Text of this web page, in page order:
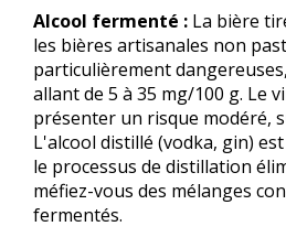
Alcool fermenté : La bière
les bières artisanales non
particulièrement
allant de 5 à 35 mg/100 g. Le
présenter un risque modéré,
L'alcool distillé (vodka, gin)
le processus de distillation
méfiez-vous des mélanges
fermentés.